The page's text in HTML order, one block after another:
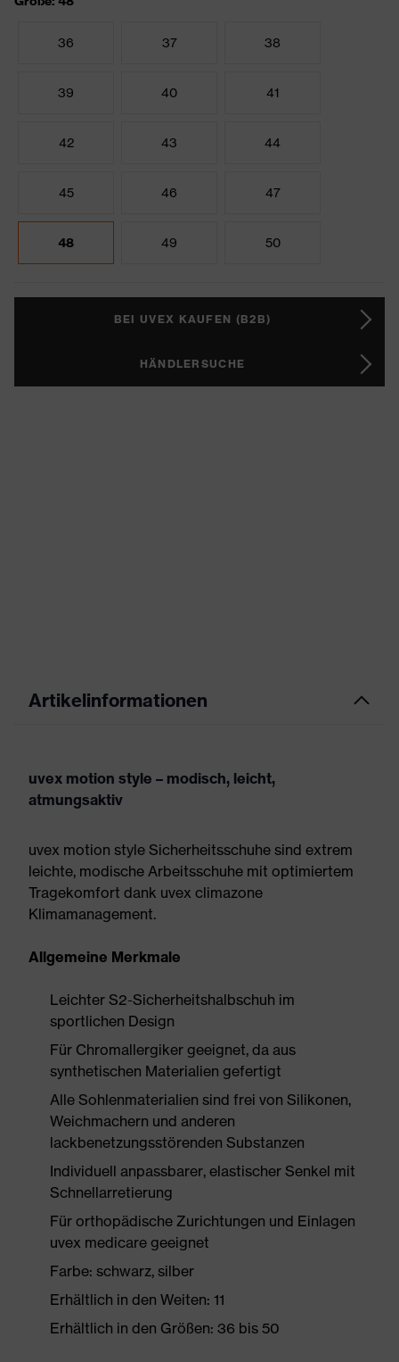
36 37 38
39 40 41
42 43 44
45 46 47
48 49 50
BEI UVEX KAUFEN (B2B)
HÄNDLERSUCHE
Artikelinformationen
uvex motion style – modisch, leicht,
atmungsaktiv
uvex motion style Sicherheitsschuhe sind extrem
leichte, modische Arbeitsschuhe mit optimiertem
Tragekomfort dank uvex climazone
Klimamanagement.
Allgemeine Merkmale
Leichter S2-Sicherheitshalbschuh im
sportlichen Design
Für Chromallergiker geeignet, da aus
synthetischen Materialien gefertigt
Alle Sohlenmaterialien sind frei von Silikonen,
Weichmachern und anderen
lackbenetzungsstörenden Substanzen
Individuell anpassbarer, elastischer Senkel mit
Schnellarretierung
Für orthopädische Zurichtungen und Einlagen
uvex medicare geeignet
Farbe: schwarz, silber
Erhältlich in den Weiten: 11
Erhältlich in den Größen: 36 bis 50